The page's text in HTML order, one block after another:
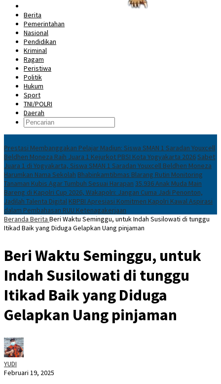
Berita
Pemerintahan
Nasional
Pendidikan
Kriminal
Ragam
Peristiwa
Politik
Hukum
Sport
TNI/POLRI
Daerah
Prestasi Membanggakan Pelajar Madiun: Siswa SMAN 1 Saradan Youxcell
Beldhen Moneza Raih Juara 1 Kejurkot PBSI Kota Yogyakarta 2026Sabet
Juara 1 di Yogyakarta, Siswa SMAN 1 Saradan Youxcell Beldhen Moneza
Harumkan Nama Sekolah Bhabinkamtibmas Blarang Rutin Monitoring
Tanaman Kubis Agar Tumbuh Sesuai Harapan 35.936 Anak Muda Main
Bareng di Kapolri Cup 2026, Wakapolri: Jangan Cuma Jadi Penonton,
Jadilah Talenta Digital KBPBI Apresiasi Komitmen Kapolri Kawal Aspirasi
dalam Pembahasan RUU Ketenagakerjaan
Beranda Berita Beri Waktu Seminggu, untuk Indah Susilowati di tunggu
Itikad Baik yang Diduga Gelapkan Uang pinjaman
Beri Waktu Seminggu, untuk
Indah Susilowati di tunggu
Itikad Baik yang Diduga
Gelapkan Uang pinjaman
YUDI
Februari 19, 2025